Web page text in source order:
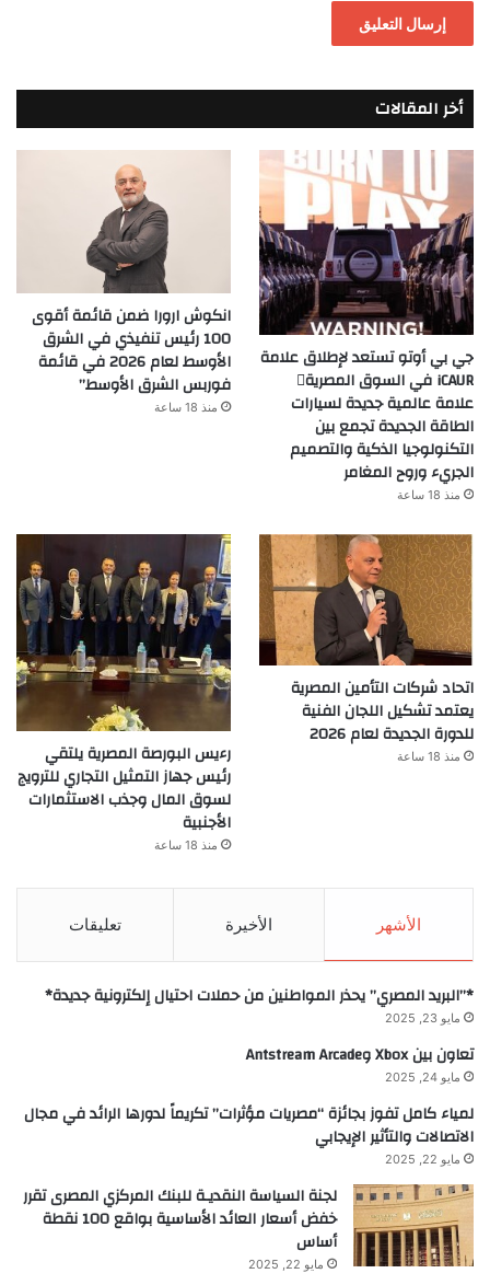
أخر المقالات
جي بي أوتو تستعد لإطلاق علامة
iCAUR في السوق المصرية
علامة عالمية جديدة لسيارات
الطاقة الجديدة تجمع بين
التكنولوجيا الذكية والتصميم
الجريء وروح المغامر
منذ 18 ساعة
انكوش ارورا ضمن قائمة أقوى
100 رئيس تنفيذي في الشرق
الأوسط لعام 2026 في قائمة
فوربس الشرق الأوسط”
منذ 18 ساعة
اتحاد شركات التأمين المصرية
يعتمد تشكيل اللجان الفنية
للدورة الجديدة لعام 2026
منذ 18 ساعة
رءيس البورصة المصرية يلتقي
رئيس جهاز التمثيل التجاري للترويج
لسوق المال وجذب الاستثمارات
الأجنبية
منذ 18 ساعة
الأشهر الأخيرة تعليقات
*”البريد المصري” يحذر المواطنين من حملات احتيال إلكترونية جديدة*
مايو 23, 2025
تعاون بين Xbox وAntstream Arcade
مايو 24, 2025
لمياء كامل تفوز بجائزة “مصريات مؤثرات” تكريماً لدورها الرائد في مجال
الاتصالات والتأثير الإيجابي
مايو 22, 2025
لجنة السياسة النقديـة للبنك المركزي المصرى تقرر
خفض أسعار العائد الأساسية بواقع 100 نقطة
أساس
مايو 22, 2025